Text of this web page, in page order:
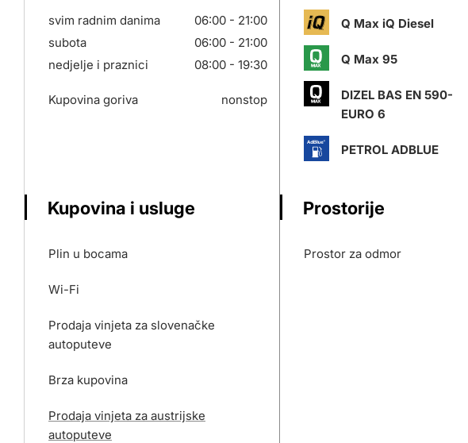
svim radnim danima
06:00 - 21:00
subota
06:00 - 21:00
nedjelje i praznici
08:00 - 19:30
Kupovina goriva nonstop
Q Max iQ Diesel
Q Max 95
DIZEL BAS EN 590-
EURO 6
PETROL ADBLUE
Kupovina i usluge
Plin u bocama
Wi-Fi
Prodaja vinjeta za slovenačke
autoputeve
Brza kupovina
Prodaja vinjeta za austrijske
autoputeve
Prostorije
Prostor za odmor